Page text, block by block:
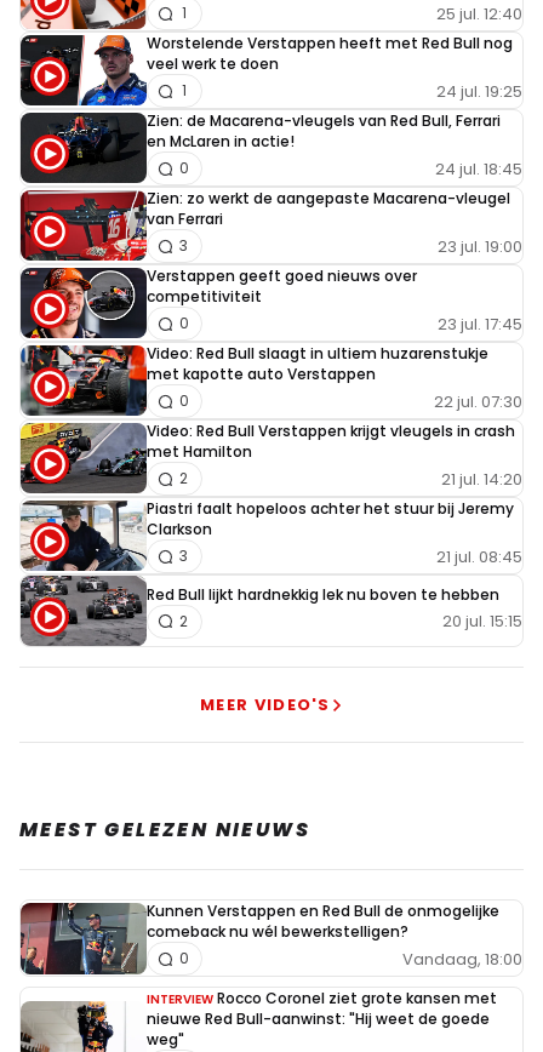
25 jul. 12:40
1
Worstelende Verstappen heeft met Red Bull nog
veel werk te doen
24 jul. 19:25
1
Zien: de Macarena-vleugels van Red Bull, Ferrari
en McLaren in actie!
24 jul. 18:45
0
Zien: zo werkt de aangepaste Macarena-vleugel
van Ferrari
23 jul. 19:00
3
Verstappen geeft goed nieuws over
competitiviteit
23 jul. 17:45
0
Video: Red Bull slaagt in ultiem huzarenstukje
met kapotte auto Verstappen
22 jul. 07:30
0
Video: Red Bull Verstappen krijgt vleugels in crash
met Hamilton
21 jul. 14:20
2
Piastri faalt hopeloos achter het stuur bij Jeremy
Clarkson
21 jul. 08:45
3
Red Bull lijkt hardnekkig lek nu boven te hebben
20 jul. 15:15
2
MEER VIDEO'S
MEEST GELEZEN NIEUWS
Kunnen Verstappen en Red Bull de onmogelijke
comeback nu wél bewerkstelligen?
Vandaag, 18:00
0
INTERVIEW Rocco Coronel ziet grote kansen met
nieuwe Red Bull-aanwinst: "Hij weet de goede
weg"